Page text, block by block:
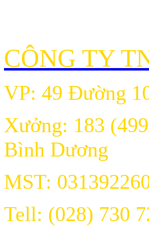
CÔNG TY
VP: 49 Đường
Xưởng: 183
Bình Dương
MST:
Tell: (028) 730